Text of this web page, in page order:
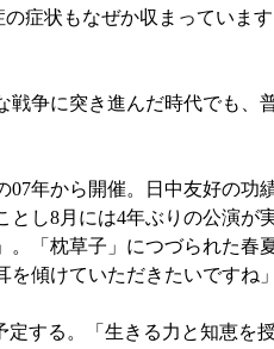
症状もなぜか収まっています
争に突き進んだ時代でも、
年から開催。日中友好の功
し8月には4年ぶりの公演が
「枕草子」につづられた春
傾けていただきたいですね」
する。「生きる力と知恵を